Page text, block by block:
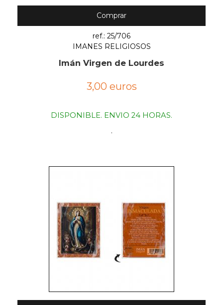
Comprar
ref.: 25/706
IMANES RELIGIOSOS
Imán Virgen de Lourdes
3,00 euros
DISPONIBLE. ENVIO 24 HORAS.
.